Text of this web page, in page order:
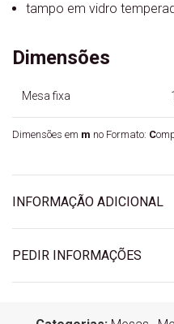
tampo em vidro
Dimensões
Mesa fixa 1.60
Dimensões em m no Formato: C
INFORMAÇÃO ADICIONAL
PEDIR INFORMAÇÕES